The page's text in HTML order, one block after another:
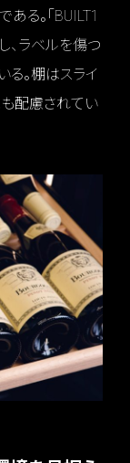
る。「BUILT1
、ラベルを傷つ
る。棚はスライ
配慮されてい